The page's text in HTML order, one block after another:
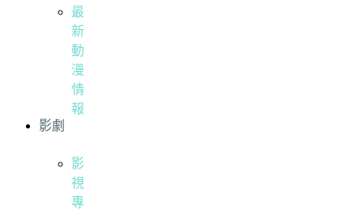
最
新
動
漫
情
報
影劇
影
視
專